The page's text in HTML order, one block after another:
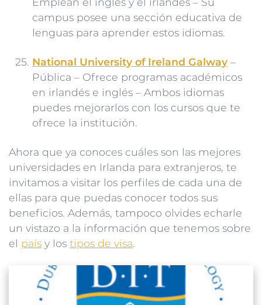
campus posee una sección educativa de
lenguas para aprender estos idiomas.
National University of Ireland Galway –
Pública – Ofrece programas académicos
en irlandés e inglés – Ambos idiomas
puedes mejorarlos con los cursos que te
ofrece la institución.
Ahora que ya conoces cuáles son las mejores
universidades en Irlanda para extranjeros, te
invitamos a visitar los perfiles de cada una de
ellas para que puedas conocer todos sus
beneficios. Además, tampoco olvides echarle
un vistazo a la información que tenemos sobre
el país y los tipos de visa.